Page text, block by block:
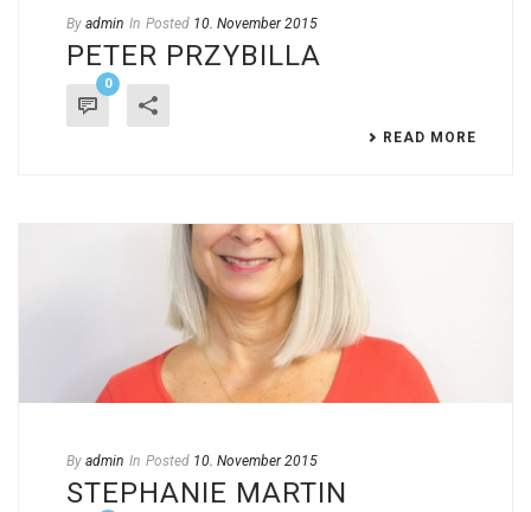
By admin In Posted 10. November 2015
PETER PRZYBILLA
0
READ MORE
By admin In Posted 10. November 2015
STEPHANIE MARTIN